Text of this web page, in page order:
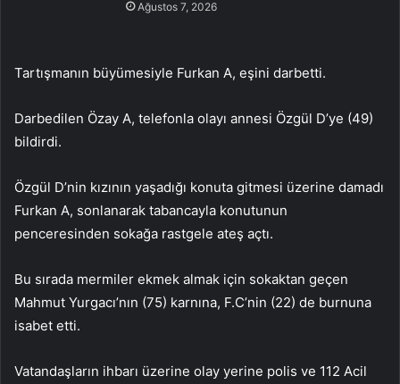
Ağustos 7, 2026
Tartışmanın büyümesiyle Furkan A, eşini darbetti.
Darbedilen Özay A, telefonla olayı annesi Özgül D’ye (49)
bildirdi.
Özgül D’nin kızının yaşadığı konuta gitmesi üzerine damadı
Furkan A, sonlanarak tabancayla konutunun
penceresinden sokağa rastgele ateş açtı.
Bu sırada mermiler ekmek almak için sokaktan geçen
Mahmut Yurgacı’nın (75) karnına, F.C’nin (22) de burnuna
isabet etti.
Vatandaşların ihbarı üzerine olay yerine polis ve 112 Acil